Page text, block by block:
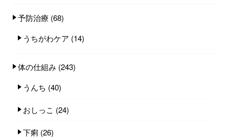
予防治療 (68)
うちがわケア (14)
体の仕組み (243)
うんち (40)
おしっこ (24)
下痢 (26)